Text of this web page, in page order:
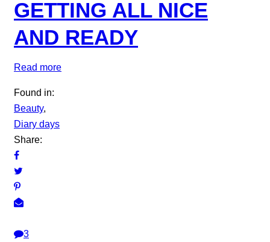
GETTING ALL NICE
AND READY
Read more
Found in:
Beauty,
Diary days
Share:
3